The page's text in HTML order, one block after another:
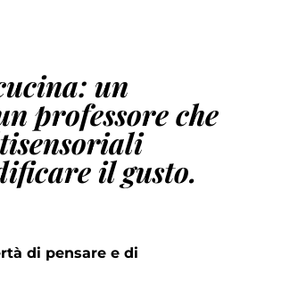
un
professore che
il gusto.
di pensare e di